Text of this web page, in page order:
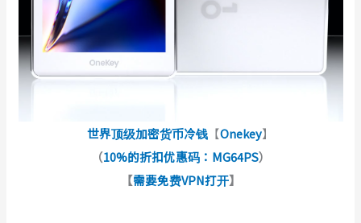
世界顶级加密货币冷钱 【Onekey】
（10%的折扣优惠码：MG64PS）
【需要免费VPN打开】